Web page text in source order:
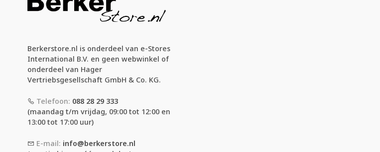
Berkerstore.nl is onderdeel van e-Stores
International B.V. en geen webwinkel of
onderdeel van Hager
Vertriebsgesellschaft GmbH & Co. KG.
Telefoon: 088 28 29 333
(maandag t/m vrijdag, 09:00 tot 12:00 en
13:00 tot 17:00 uur)
E-mail: info@berkerstore.nl